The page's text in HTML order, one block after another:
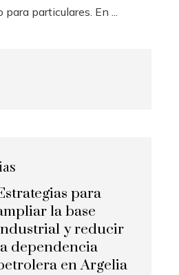
particulares. En ...
para
la base
y reducir
dependencia
en Argelia